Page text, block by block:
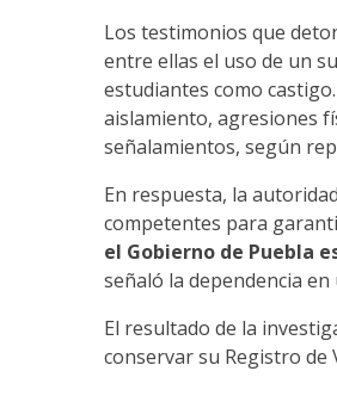
Los testimonios que
entre ellas el uso de un
estudiantes como
aislamiento, agresiones
señalamientos, según
En respuesta, la
competentes para
el Gobierno de Puebla
señaló la dependencia
El resultado de la
conservar su Registro de